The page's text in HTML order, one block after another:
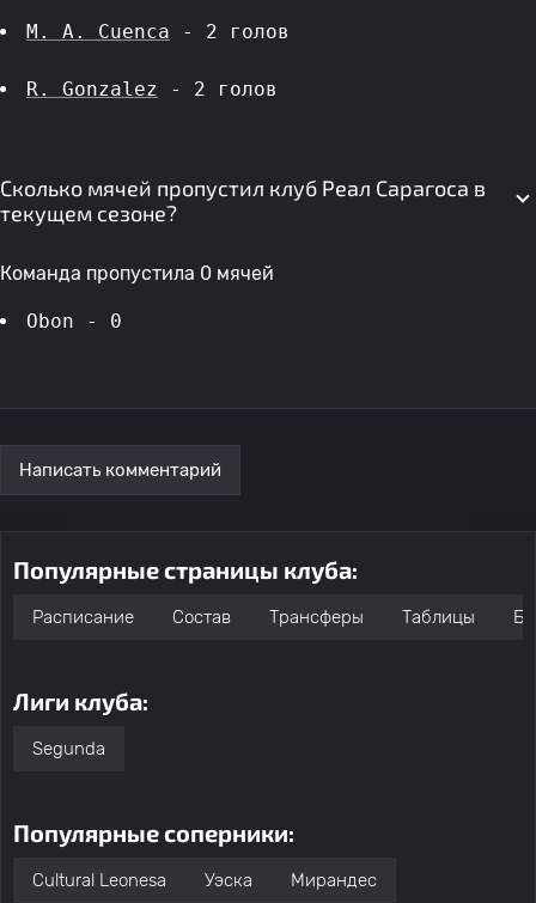
M. A. Cuenca - 2 голов
R. Gonzalez - 2 голов
Сколько мячей пропустил клуб Реал Сарагоса в
текущем сезоне?
Команда пропустила 0 мячей
Obon - 0
Написать комментарий
Популярные страницы клуба:
Расписание Состав Трансферы Таблицы
Лиги клуба:
Segunda
Популярные соперники:
Cultural Leonesa Уэска Мирандес